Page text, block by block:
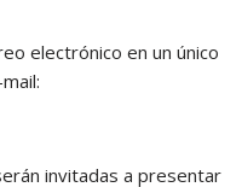
electrónico en un único
invitadas a presentar